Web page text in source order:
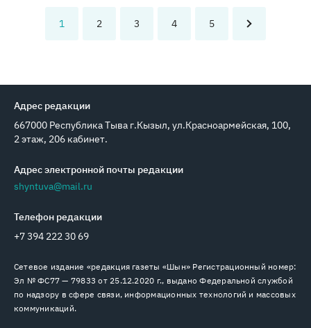
1 2 3 4 5
Адрес редакции
667000 Республика Тыва г.Кызыл, ул.Красноармейская, 100,
2 этаж, 206 кабинет.
Адрес электронной почты редакции
shyntuva@mail.ru
Телефон редакции
+7 394 222 30 69
Сетевое издание «редакция газеты «Шын» Регистрационный номер:
Эл № ФС77 — 79833 от 25.12.2020 г., выдано Федеральной службой
по надзору в сфере связи, информационных технологий и массовых
коммуникаций.